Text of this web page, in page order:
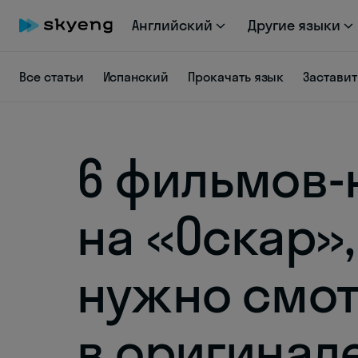
Английский Другие языки
Все статьи Испанский Прокачать язык
6
на
нужно